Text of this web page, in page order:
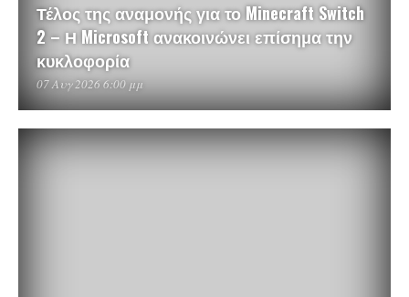
Τέλος της αναμονής για το Minecraft Switch
2 – Η Microsoft ανακοινώνει επίσημα την
κυκλοφορία
07 Αυγ 2026 6:00 μμ